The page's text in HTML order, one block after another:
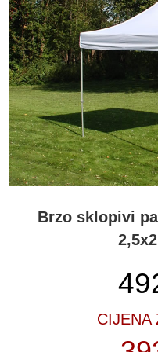
skloništa možete vidjeti na
događanjima, koncertima i
paviljona temelji se na
sjajne fleksibilnosti. Našim
sklopivim paviljonima postigli
funkcionalnost! PRO serija
aluminija i pokrov od čvrstog
njihove široke popularnosti
nakon bilo koje kupnje na
zadovoljni kupci FleXtents®
upravo nas, jer su ovdje
određenu namjenu. Kad
paviljon iz Partytent.coma,
usluge FleXtents® Servisne
FleXtents® PRO brzo
FleXtents® PRO brzo
od jakih i laganih materijala.
za sve vrste događanja,
Brzo sklopivi
CIJENA